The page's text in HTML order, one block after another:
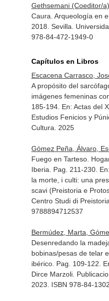
Gethsemani (Coeditor/
Caura. Arqueología en
2018. Sevilla.
978-84-472-1949-0
Capítulos en Libros
Escacena Carrasco,
A propósito del
imágenes femeninas
185-194. En: Actas del
Estudios Fenicios y
Cultura. 2025
Gómez Peña, Álvaro,
Fuego en Tarteso.
Iberia. Pag. 211-230.
la morte, i culti: una
scavi (Preistoria e
Centro Studi di
9788894712537
Bermúdez, Marta,
Desenredando la
bobinas/pesas de telar
ibérico. Pag. 109-122.
Dirce Marzoli.
2023. ISBN 978-84-